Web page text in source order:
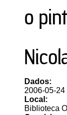
o
Dados:
2006-05-24
Local:
Biblioteca